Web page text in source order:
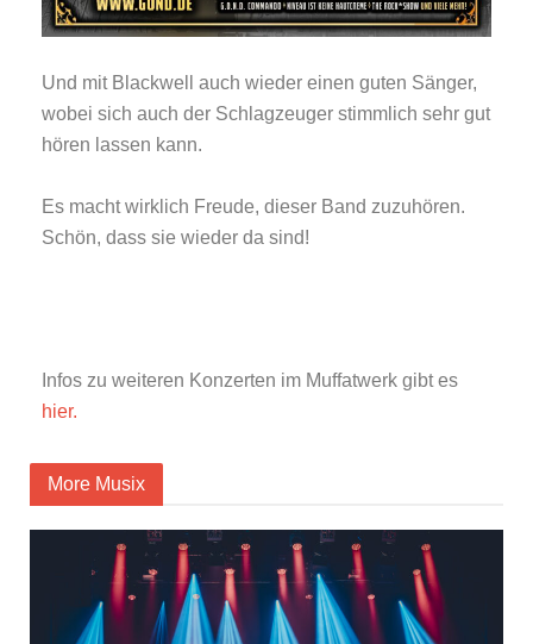
Und mit Blackwell auch wieder einen guten Sänger,
wobei sich auch der Schlagzeuger stimmlich sehr gut
hören lassen kann.
Es macht wirklich Freude, dieser Band zuzuhören.
Schön, dass sie wieder da sind!
Infos zu weiteren Konzerten im Muffatwerk gibt es
hier.
More Musix